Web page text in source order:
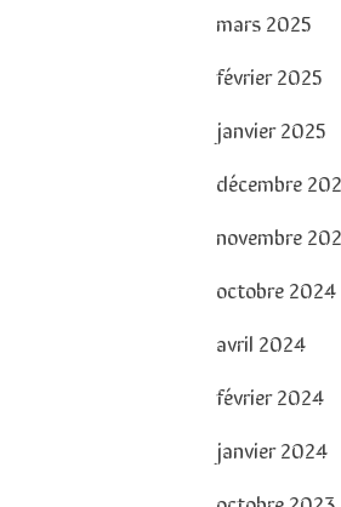
mars 2025
février 2025
janvier 2025
décembre
novembre
octobre 2024
avril 2024
février 2024
janvier 2024